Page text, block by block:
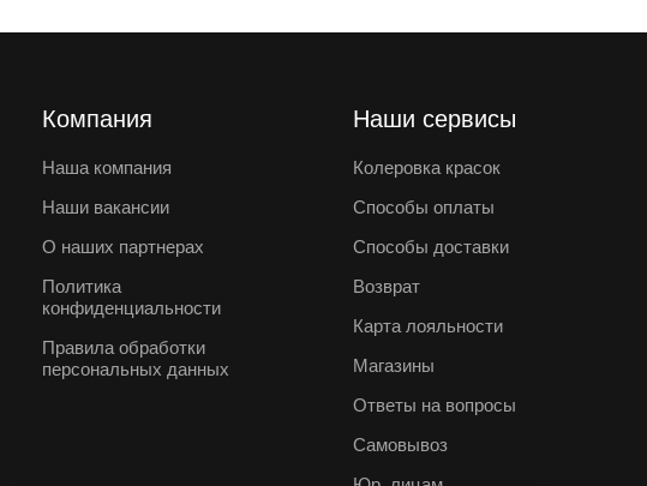
Компания
Наша компания
Наши вакансии
О наших партнерах
Политика
конфиденциальности
Правила обработки
персональных данных
Наши сервисы
Колеровка красок
Способы оплаты
Способы доставки
Возврат
Карта лояльности
Магазины
Ответы на вопросы
Самовывоз